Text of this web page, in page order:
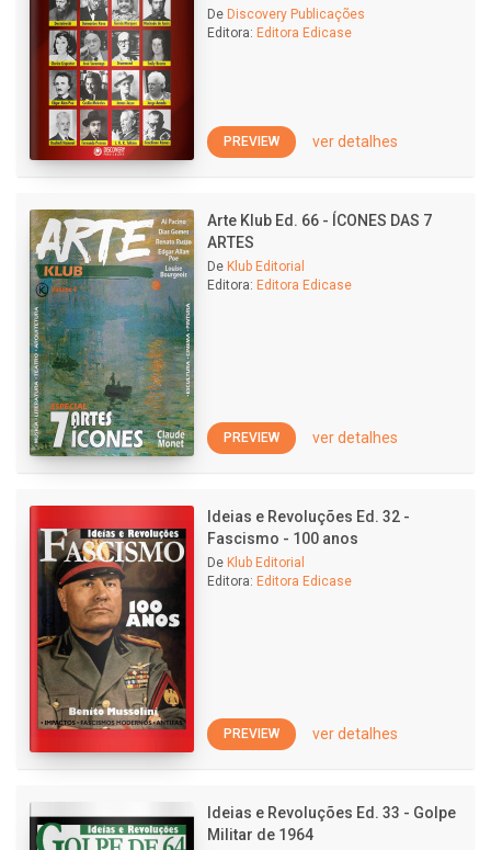
De Discovery Publicações
Editora: Editora Edicase
PREVIEW ver detalhes
Arte Klub Ed. 66 - ÍCONES DAS 7
ARTES
De Klub Editorial
Editora: Editora Edicase
PREVIEW ver detalhes
Ideias e Revoluções Ed. 32 -
Fascismo - 100 anos
De Klub Editorial
Editora: Editora Edicase
PREVIEW ver detalhes
Ideias e Revoluções Ed. 33 - Golpe
Militar de 1964